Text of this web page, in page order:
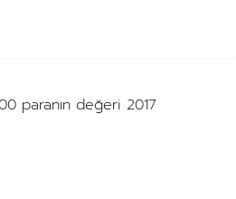
paranın değeri 2017